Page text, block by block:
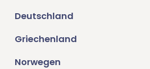
Deutschland
Griechenland
Norwegen